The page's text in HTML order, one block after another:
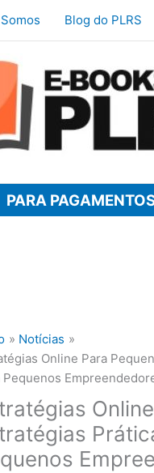
Blog do PLRS
PARA
Notícias
Online Para
Pequenos